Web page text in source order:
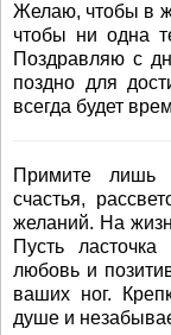
Желаю, чтобы в
чтобы ни одна
Поздравляю с
поздно для
всегда будет
Примите лишь
счастья,
желаний. На
Пусть
любовь и
ваших ног.
душе и